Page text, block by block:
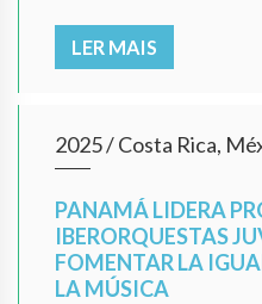
LER MAIS
2025/Costa Rica,
PANAMÁ LIDERA
IBERORQUESTAS
FOMENTAR LA
LA MÚSICA